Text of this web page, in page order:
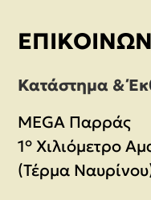
Κατάστημα &
MEGA Παρράς
1° Χιλιόμετρο
(Τέρμα